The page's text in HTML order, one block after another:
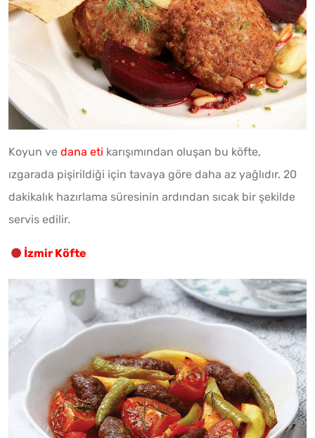
Koyun ve dana eti karışımından oluşan bu köfte,
ızgarada pişirildiği için tavaya göre daha az yağlıdır. 20
dakikalık hazırlama süresinin ardından sıcak bir şekilde
servis edilir.
İzmir Köfte